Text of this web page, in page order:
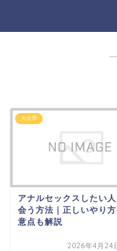
大分市
アナルセックスしたい人
会う方法｜正しいやり
意点も解説
2026年4月24